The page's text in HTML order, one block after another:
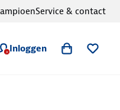
Inloggen
Service & contact